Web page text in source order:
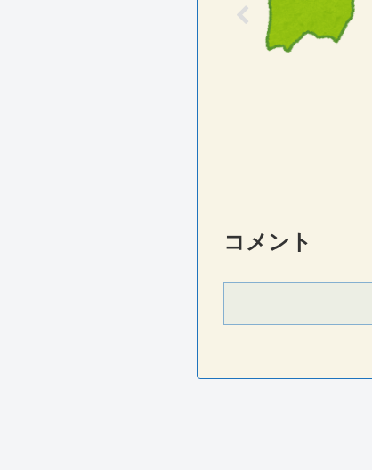
コメント